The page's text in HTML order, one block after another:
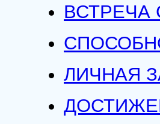
ВСТРЕЧА
ЛИЧНАЯ